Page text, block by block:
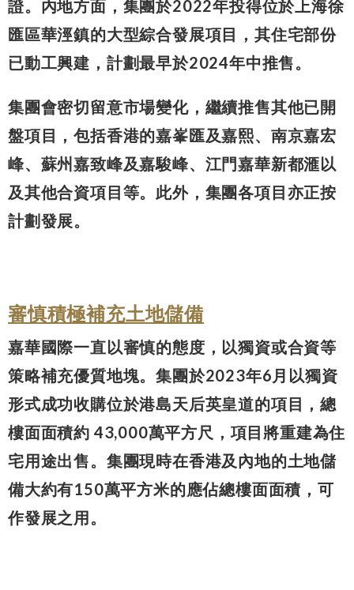
證。內地方面，集團於2022年投得位於上海徐
匯區華涇鎮的大型綜合發展項目，其住宅部份
已動工興建，計劃最早於2024年中推售。
集團會密切留意市場變化，繼續推售其他已開
盤項目，包括香港的嘉峯匯及嘉熙、南京嘉宏
峰、蘇州嘉致峰及嘉駿峰、江門嘉華新都滙以
及其他合資項目等。此外，集團各項目亦正按
計劃發展。
審慎積極補充土地儲備
嘉華國際一直以審慎的態度，以獨資或合資等
策略補充優質地塊。集團於2023年6月以獨資
形式成功收購位於港島天后英皇道的項目，總
樓面面積約 43,000萬平方尺，項目將重建為住
宅用途出售。集團現時在香港及內地的土地儲
備大約有150萬平方米的應佔總樓面面積，可
作發展之用。